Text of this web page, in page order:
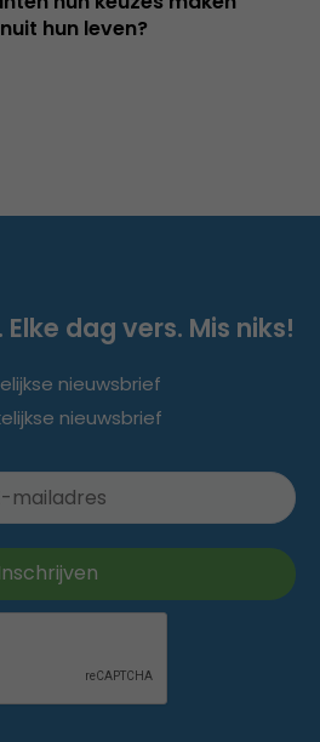
hun leven?
dag vers. Mis niks!
nieuwsbrief
nieuwsbrief